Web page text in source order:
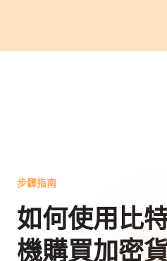
步驟指南
如何使用比
機購買加密